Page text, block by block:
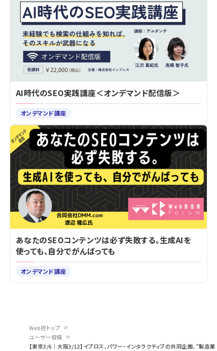
Web担トップ
ユーザー投稿
【東京3/6｜大阪3/12】イプロス、パワー・インタラクティブの共同企画、“製造業
AI時代のSEO実践講座＜オンデマンド配信版＞
オンデマンド講座
あなたのSEOコンテンツは必ず失敗する。生成AIを
使っても、自分でがんばっても
オンデマンド講座